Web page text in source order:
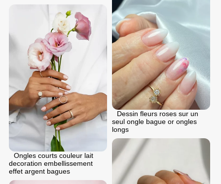
Dessin fleurs roses sur un
seul ongle bague or ongles
longs
Ongles courts couleur lait
decoration embellissement
effet argent bagues